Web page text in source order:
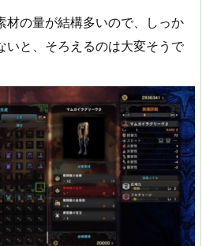
材の量が結構多いので、しっか
いと、そろえるのは大変そうで